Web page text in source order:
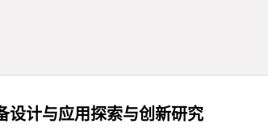
设计与应用探索与创新研究